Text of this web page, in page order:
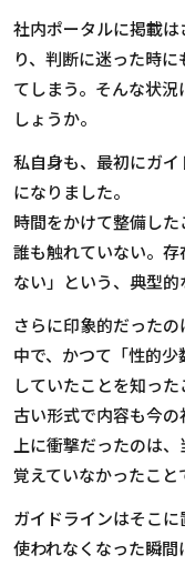
社内ポータルに掲載
り、判断に迷った時
てしまう。そんな状
しょうか。
私自身も、最初にガ
になりました。
時間をかけて整備し
誰も触れていない。
ない」という、典型的
さらに印象的だった
中で、かつて「性的
していたことを知った
古い形式で内容も今
上に衝撃だったのは
覚えていなかったこと
ガイドラインはそこに
使われなくなった瞬